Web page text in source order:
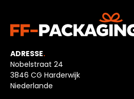
ADRESSE.
Nobelstraat 24
3846 CG Harderwijk
Niederlande